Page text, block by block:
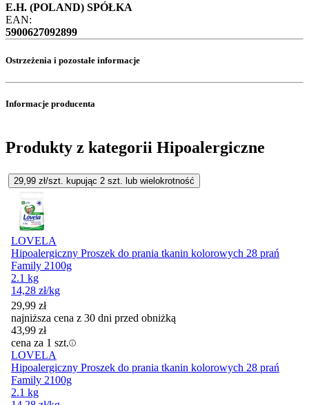
E.H. (POLAND) SPÓŁKA
EAN:
5900627092899
Ostrzeżenia i pozostałe informacje
Informacje producenta
Produkty z kategorii Hipoalergiczne
29,99 zł/szt. kupując 2 szt. lub wielokrotność
LOVELA
Hipoalergiczny Proszek do prania tkanin kolorowych 28 prań
Family 2100g
2.1 kg
14,28 zł/kg
29,99 zł
najniższa cena z 30 dni przed obniżką
43,99 zł
cena za 1 szt.
LOVELA
Hipoalergiczny Proszek do prania tkanin kolorowych 28 prań
Family 2100g
2.1 kg